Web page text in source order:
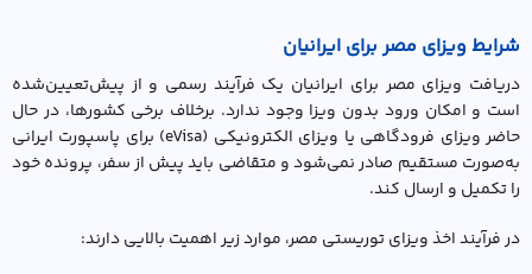
شرایط ویزای مصر برای ایرانیان
دریافت ویزای مصر برای ایرانیان یک فرآیند رسمی و از پیش‌تعیین‌شده
است و امکان ورود بدون ویزا وجود ندارد. برخلاف برخی کشورها، در حال
حاضر ویزای فرودگاهی یا ویزای الکترونیکی (eVisa) برای پاسپورت ایرانی
به‌صورت مستقیم صادر نمی‌شود و متقاضی باید پیش از سفر، پرونده خود
را تکمیل و ارسال کند.
در فرآیند اخذ ویزای توریستی مصر، موارد زیر اهمیت بالایی دارند: